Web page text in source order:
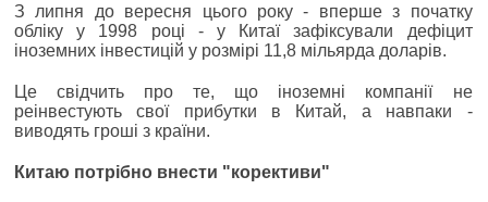
З липня до вересня цього року - вперше з початку
обліку у 1998 році - у Китаї зафіксували дефіцит
іноземних інвестицій у розмірі 11,8 мільярда доларів.
Це свідчить про те, що іноземні компанії не
реінвестують свої прибутки в Китай, а навпаки -
виводять гроші з країни.
Китаю потрібно внести "корективи"